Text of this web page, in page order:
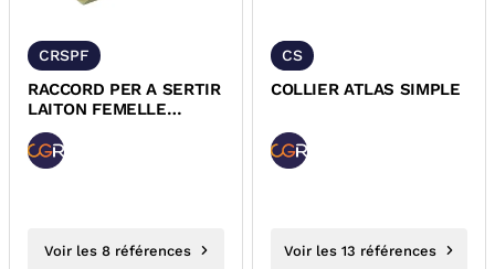
CRSPF
RACCORD PER A SERTIR
LAITON FEMELLE
TOURNANT DYNAFLU
Voir les 8 références
CS
COLLIER ATLAS SIMPLE
Voir les 13 références